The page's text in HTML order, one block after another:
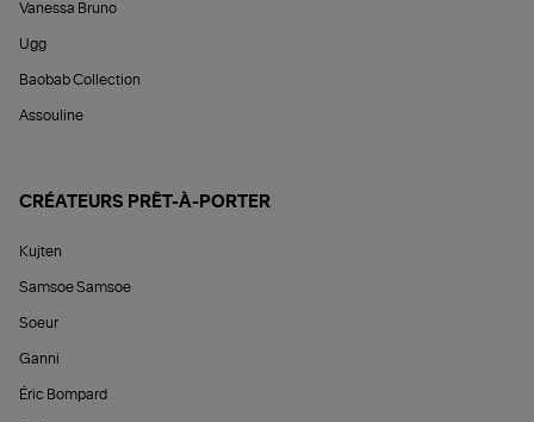
Vanessa Bruno
Ugg
Baobab Collection
Assouline
CRÉATEURS PRÊT-À-PORTER
Kujten
Samsoe Samsoe
Soeur
Ganni
Éric Bompard